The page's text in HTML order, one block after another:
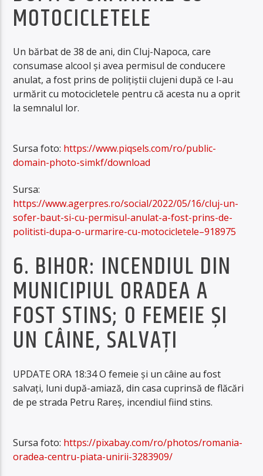
MOTOCICLETELE
Un bărbat de 38 de ani, din Cluj-Napoca, care
consumase alcool şi avea permisul de conducere
anulat, a fost prins de poliţiştii clujeni după ce l-au
urmărit cu motocicletele pentru că acesta nu a oprit
la semnalul lor.
Sursa foto: https://www.piqsels.com/ro/public-
domain-photo-simkf/download
Sursa:
https://www.agerpres.ro/social/2022/05/16/cluj-un-
sofer-baut-si-cu-permisul-anulat-a-fost-prins-de-
politisti-dupa-o-urmarire-cu-motocicletele–918975
6. BIHOR: INCENDIUL DIN
MUNICIPIUL ORADEA A
FOST STINS; O FEMEIE ŞI
UN CÂINE, SALVAŢI
UPDATE ORA 18:34 O femeie şi un câine au fost
salvaţi, luni după-amiază, din casa cuprinsă de flăcări
de pe strada Petru Rareş, incendiul fiind stins.
Sursa foto: https://pixabay.com/ro/photos/romania-
oradea-centru-piata-unirii-3283909/